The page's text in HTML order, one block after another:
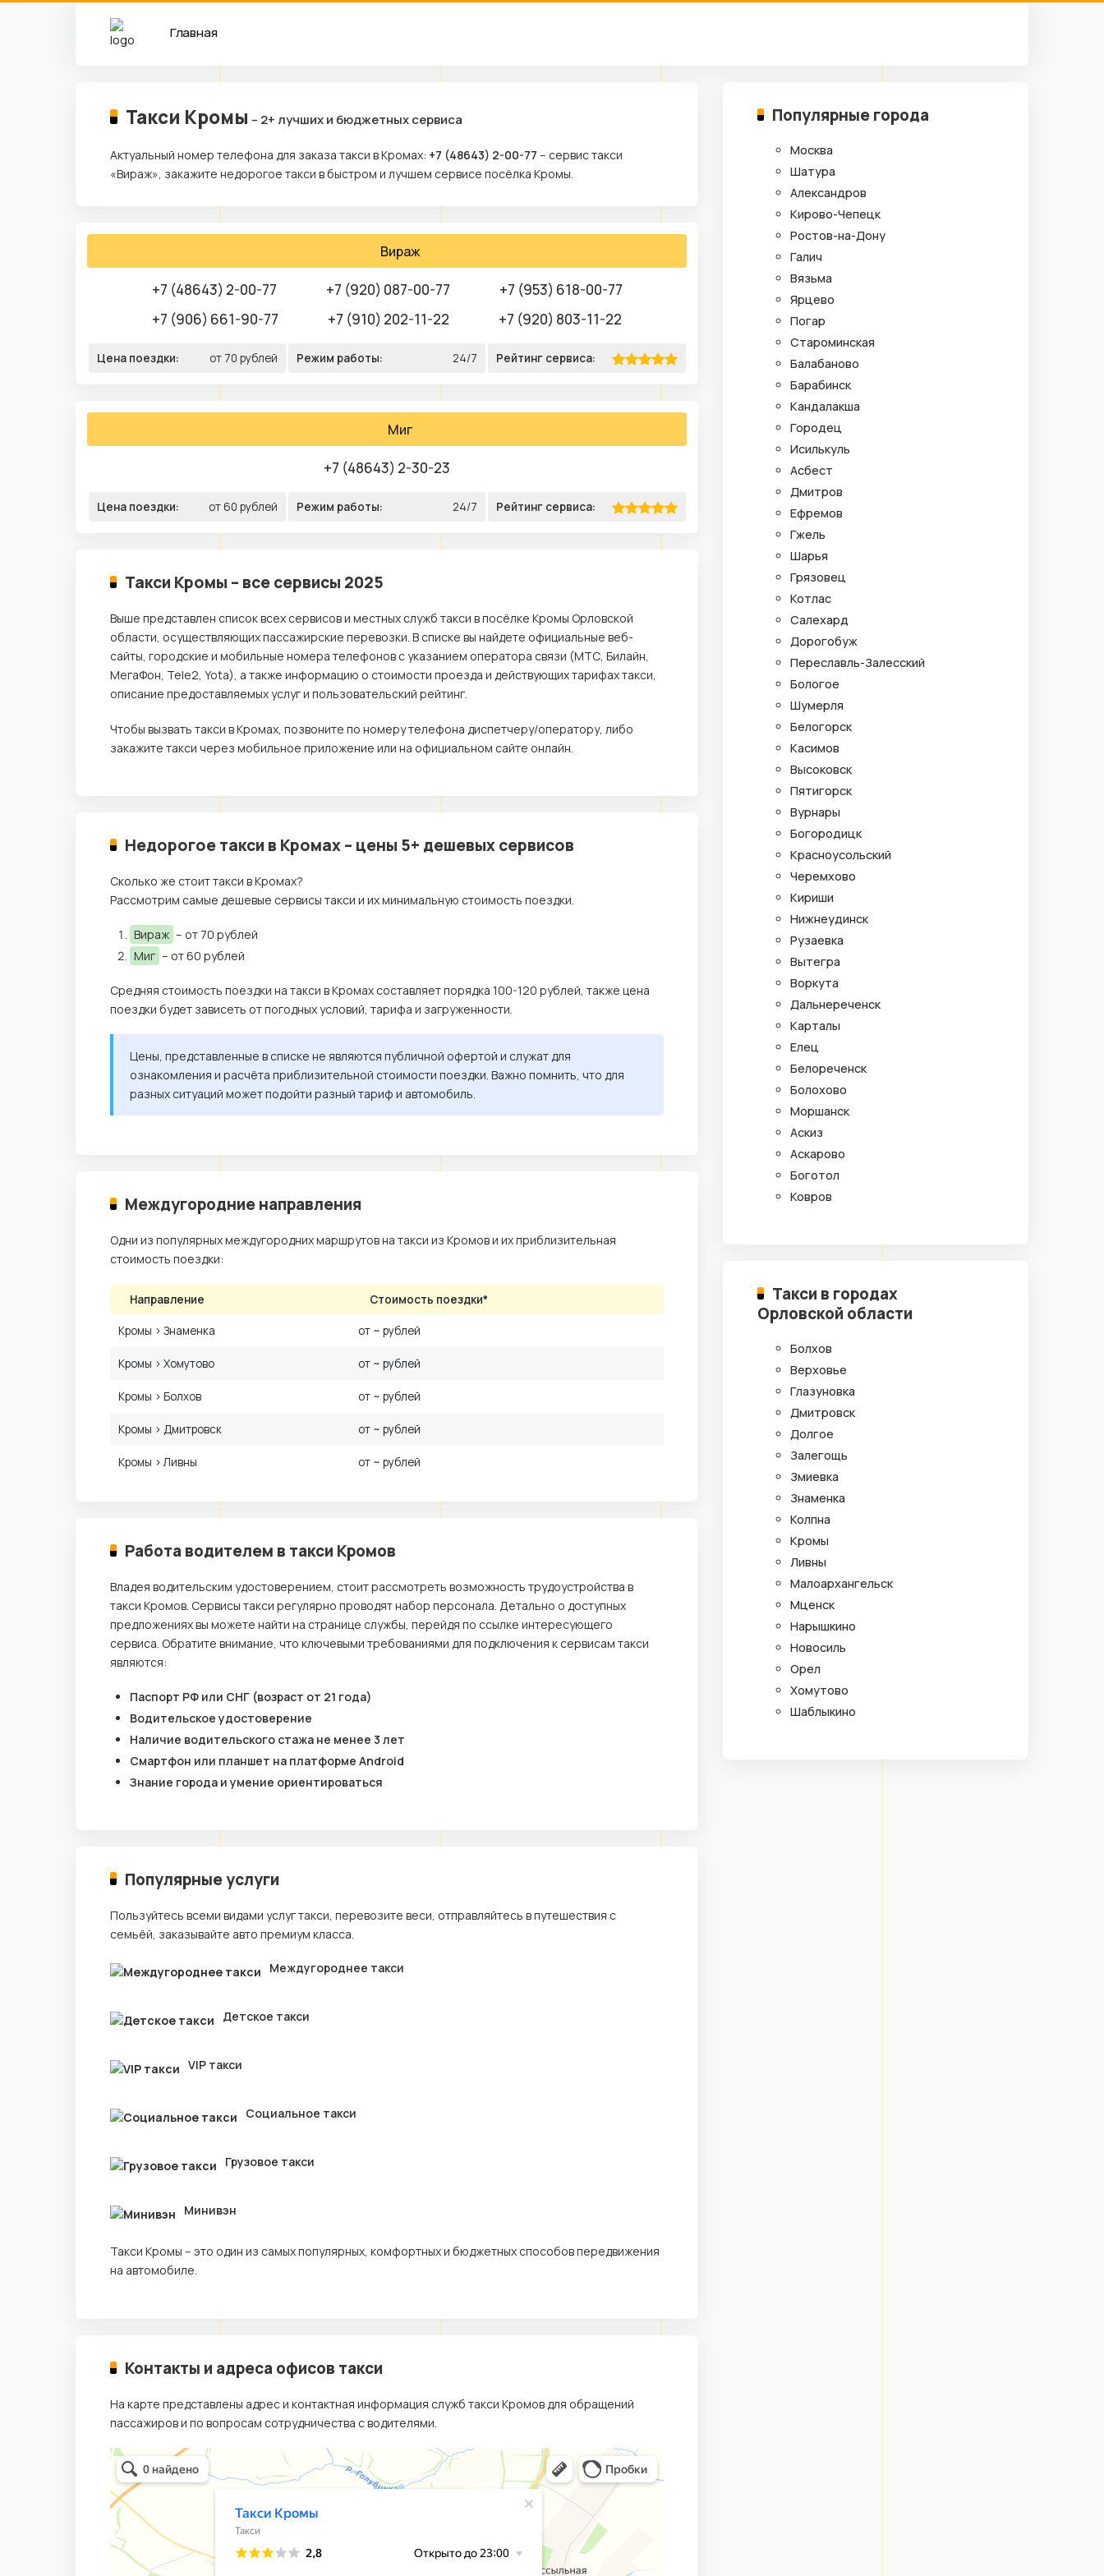
Главная
Такси Кромы – 2+ лучших и бюджетных сервиса
Актуальный номер телефона для заказа такси в Кромах: +7 (48643) 2-00-77 – сервис такси
«Вираж», закажите недорогое такси в быстром и лучшем сервисе посёлка Кромы.
Вираж
+7 (48643) 2-00-77 +7 (920) 087-00-77
+7 (953) 618-00-77
+7 (906) 661-90-77
+7 (910) 202-11-22 +7 (920) 803-11-22
Цена поездки: от 70 рублей Режим работы: 24/7 Рейтинг сервиса:
Миг
+7 (48643) 2-30-23
Цена поездки: от 60 рублей Режим работы: 24/7 Рейтинг сервиса:
Такси Кромы – все сервисы 2025
Выше представлен список всех сервисов и местных служб такси в посёлке Кромы Орловской
области, осуществляющих пассажирские перевозки. В списке вы найдете официальные веб-
сайты, городские и мобильные номера телефонов с указанием оператора связи (МТС, Билайн,
МегаФон, Tele2, Yota), а также информацию о стоимости проезда и действующих тарифах такси,
описание предоставляемых услуг и пользовательский рейтинг.
Чтобы вызвать такси в Кромах, позвоните по номеру телефона диспетчеру/оператору, либо
закажите такси через мобильное приложение или на официальном сайте онлайн.
Недорогое такси в Кромах – цены 5+ дешевых сервисов
Сколько же стоит такси в Кромах?
Рассмотрим самые дешевые сервисы такси и их минимальную стоимость поездки.
Вираж – от 70 рублей
Миг – от 60 рублей
Средняя стоимость поездки на такси в Кромах составляет порядка 100-120 рублей, также цена
поездки будет зависеть от погодных условий, тарифа и загруженности.
Цены, представленные в списке не являются публичной офертой и служат для
ознакомления и расчёта приблизительной стоимости поездки. Важно помнить, что для
разных ситуаций может подойти разный тариф и автомобиль.
Междугородние направления
Одни из популярных междугородних маршрутов на такси из Кромов и их приблизительная
стоимость поездки:
Направление Стоимость поездки*
Кромы › Знаменка от ~ рублей
Кромы › Хомутово от ~ рублей
Кромы › Болхов от ~ рублей
Кромы › Дмитровск от ~ рублей
Кромы › Ливны от ~ рублей
Работа водителем в такси Кромов
Владея водительским удостоверением, стоит рассмотреть возможность трудоустройства в
такси Кромов. Сервисы такси регулярно проводят набор персонала. Детально о доступных
предложениях вы можете найти на странице службы, перейдя по ссылке интересующего
сервиса. Обратите внимание, что ключевыми требованиями для подключения к сервисам такси
являются:
Паспорт РФ или СНГ (возраст от 21 года)
Водительское удостоверение
Наличие водительского стажа не менее 3 лет
Смартфон или планшет на платформе Android
Знание города и умение ориентироваться
Популярные услуги
Пользуйтесь всеми видами услуг такси, перевозите веси, отправляйтесь в путешествия с
семьёй, заказывайте авто премиум класса.
Междугороднее такси
Детское такси
VIP такси
Социальное такси
Грузовое такси
Минивэн
Такси Кромы – это один из самых популярных, комфортных и бюджетных способов передвижения
на автомобиле.
Контакты и адреса офисов такси
На карте представлены адрес и контактная информация служб такси Кромов для обращений
пассажиров и по вопросам сотрудничества с водителями.
Популярные города
Москва
Шатура
Александров
Кирово-Чепецк
Ростов-на-Дону
Галич
Вязьма
Ярцево
Погар
Староминская
Балабаново
Барабинск
Кандалакша
Городец
Исилькуль
Асбест
Дмитров
Ефремов
Гжель
Шарья
Грязовец
Котлас
Салехард
Дорогобуж
Переславль-Залесский
Бологое
Шумерля
Белогорск
Касимов
Высоковск
Пятигорск
Вурнары
Богородицк
Красноусольский
Черемхово
Кириши
Нижнеудинск
Рузаевка
Вытегра
Воркута
Дальнереченск
Карталы
Елец
Белореченск
Болохово
Моршанск
Аскиз
Аскарово
Боготол
Ковров
Такси в городах
Орловской области
Болхов
Верховье
Глазуновка
Дмитровск
Долгое
Залегощь
Змиевка
Знаменка
Колпна
Кромы
Ливны
Малоархангельск
Мценск
Нарышкино
Новосиль
Орел
Хомутово
Шаблыкино